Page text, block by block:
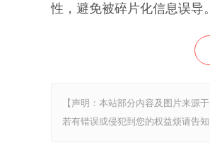
性，避免被碎片化信息误导
【声明：本站部分内容及图片来源
若有错误或侵犯到您的权益烦请告